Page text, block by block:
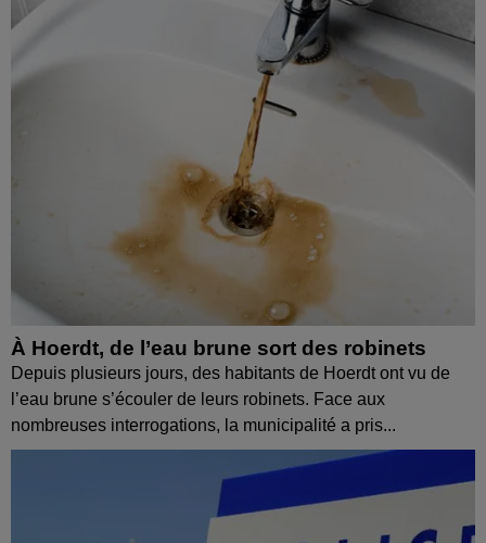
À Hoerdt, de l’eau brune sort des robinets
Depuis plusieurs jours, des habitants de Hoerdt ont vu de
l’eau brune s’écouler de leurs robinets. Face aux
nombreuses interrogations, la municipalité a pris...